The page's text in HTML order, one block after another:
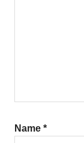
Name *